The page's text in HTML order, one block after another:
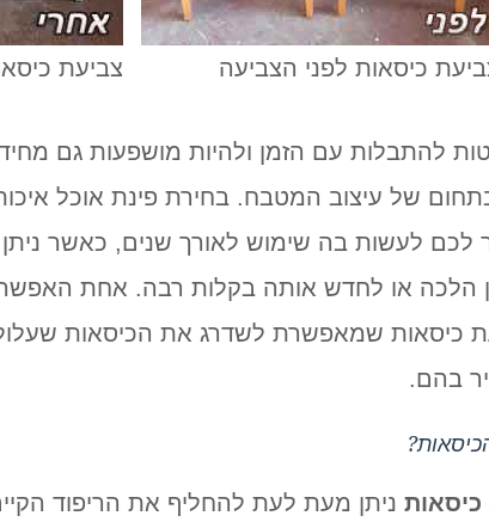
צביעת כיסאות לפני הצביעה
להתבלות עם הזמן ולהיות מושפעות גם
של עיצוב המטבח. בחירת פינת אוכל
לכם לעשות בה שימוש לאורך שנים, כאשר
הלכה או לחדש אותה בקלות רבה. אחת
כיסאות שמאפשרת לשדרג את הכיסאות
בהם.
ניתן מעת לעת להחליף את הריפוד